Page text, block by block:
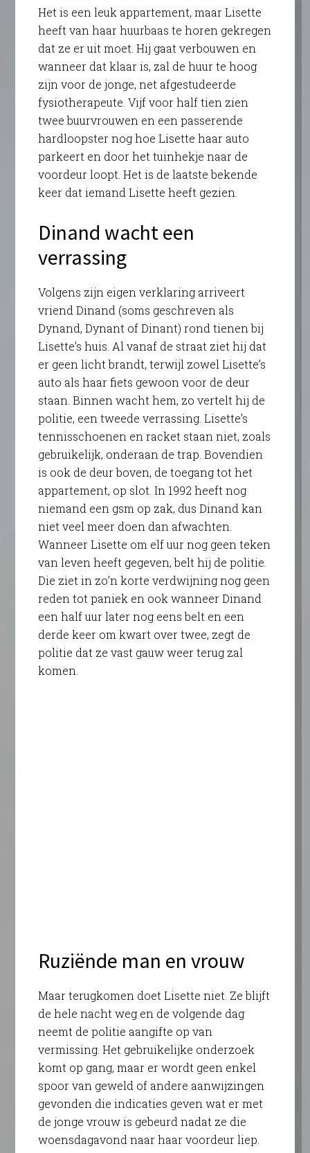
Het is een leuk appartement, maar Lisette
heeft van haar huurbaas te horen gekregen
dat ze er uit moet. Hij gaat verbouwen en
wanneer dat klaar is, zal de huur te hoog
zijn voor de jonge, net afgestudeerde
fysiotherapeute. Vijf voor half tien zien
twee buurvrouwen en een passerende
hardloopster nog hoe Lisette haar auto
parkeert en door het tuinhekje naar de
voordeur loopt. Het is de laatste bekende
keer dat iemand Lisette heeft gezien.
Dinand wacht een
verrassing
Volgens zijn eigen verklaring arriveert
vriend Dinand (soms geschreven als
Dynand, Dynant of Dinant) rond tienen bij
Lisette’s huis. Al vanaf de straat ziet hij dat
er geen licht brandt, terwijl zowel Lisette’s
auto als haar fiets gewoon voor de deur
staan. Binnen wacht hem, zo vertelt hij de
politie, een tweede verrassing. Lisette’s
tennisschoenen en racket staan niet, zoals
gebruikelijk, onderaan de trap. Bovendien
is ook de deur boven, de toegang tot het
appartement, op slot. In 1992 heeft nog
niemand een gsm op zak, dus Dinand kan
niet veel meer doen dan afwachten.
Wanneer Lisette om elf uur nog geen teken
van leven heeft gegeven, belt hij de politie.
Die ziet in zo’n korte verdwijning nog geen
reden tot paniek en ook wanneer Dinand
een half uur later nog eens belt en een
derde keer om kwart over twee, zegt de
politie dat ze vast gauw weer terug zal
komen.
Ruziënde man en vrouw
Maar terugkomen doet Lisette niet. Ze blijft
de hele nacht weg en de volgende dag
neemt de politie aangifte op van
vermissing. Het gebruikelijke onderzoek
komt op gang, maar er wordt geen enkel
spoor van geweld of andere aanwijzingen
gevonden die indicaties geven wat er met
de jonge vrouw is gebeurd nadat ze die
woensdagavond naar haar voordeur liep.